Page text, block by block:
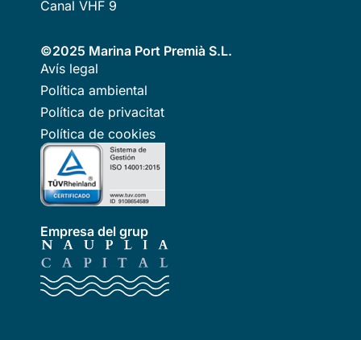
Canal VHF 9
©2025 Marina Port Premià S.L.
Avís legal
Política ambiental
Política de privacitat
Política de cookies
Empresa del grup